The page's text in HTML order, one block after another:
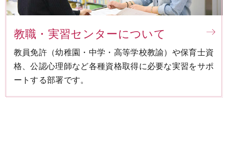
教職・実習センターについて
教員免許（幼稚園・中学・高等学校教諭）や保育士資
格、公認心理師など各種資格取得に必要な実習をサポ
ートする部署です。